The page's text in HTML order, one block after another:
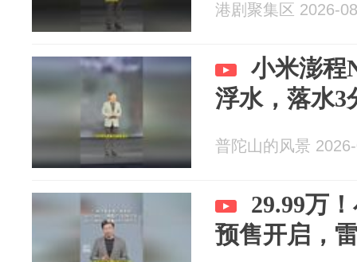
港剧聚集区 2026-
小米澎程
浮水，落水3
普陀山的风景
29.99万
预售开启，